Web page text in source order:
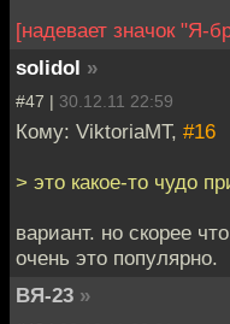
[надевает значок "Я-
solidol »
#47 | 30.12.11 22:59
Кому: ViktoriaMT, #16
> это какое-то чудо
вариант. но скорее
очень это популярно.
ВЯ-23 »